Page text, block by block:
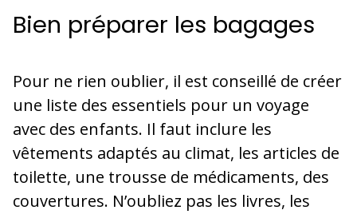
Bien préparer les bagages
Pour ne rien oublier, il est conseillé de créer
une liste des essentiels pour un voyage
avec des enfants. Il faut inclure les
vêtements adaptés au climat, les articles de
toilette, une trousse de médicaments, des
couvertures. N’oubliez pas les livres, les